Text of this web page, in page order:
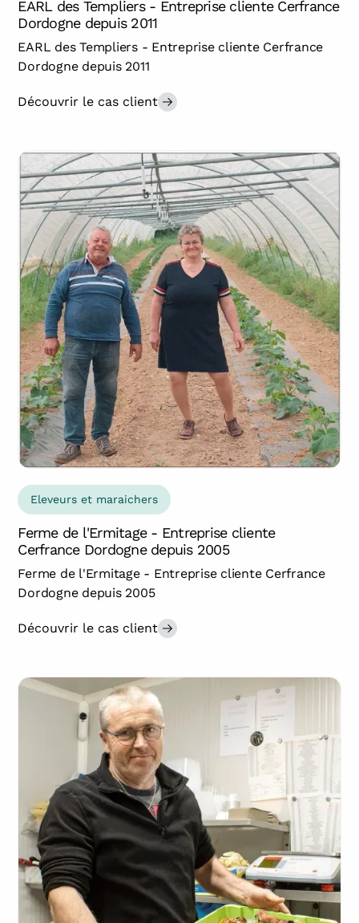
EARL des Templiers - Entreprise cliente Cerfrance
Dordogne depuis 2011
EARL des Templiers - Entreprise cliente Cerfrance
Dordogne depuis 2011
Découvrir le cas client
Eleveurs et maraichers
Ferme de l'Ermitage - Entreprise cliente
Cerfrance Dordogne depuis 2005
Ferme de l'Ermitage - Entreprise cliente Cerfrance
Dordogne depuis 2005
Découvrir le cas client